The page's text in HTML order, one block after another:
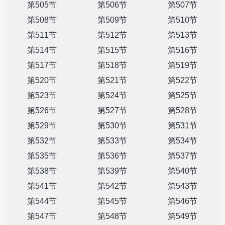
第505节
第506节
第507节
第508节
第509节
第510节
第511节
第512节
第513节
第514节
第515节
第516节
第517节
第518节
第519节
第520节
第521节
第522节
第523节
第524节
第525节
第526节
第527节
第528节
第529节
第530节
第531节
第532节
第533节
第534节
第535节
第536节
第537节
第538节
第539节
第540节
第541节
第542节
第543节
第544节
第545节
第546节
第547节
第548节
第549节